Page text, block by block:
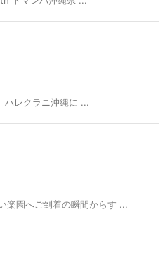
ハレクラニ沖縄に ...
楽園へご到着の瞬間からす ...